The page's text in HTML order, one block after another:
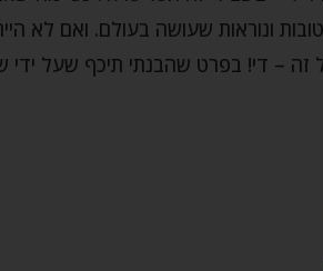
ונוראות שעושה בעולם. ואם לא
זה – די! בפרט שהבנתי תיכף שעל ידי